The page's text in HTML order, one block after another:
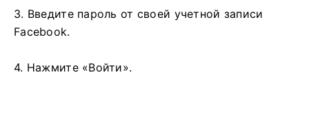
3. Введите пароль от своей учетной записи
Facebook.
4. Нажмите «Войти».